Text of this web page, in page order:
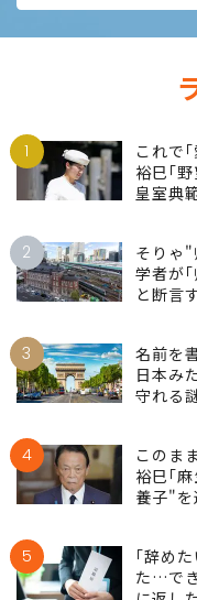
1
これで
裕巳｢
皇室典
2
そりゃ
学者が
と断言
3
名前を
日本み
守れる
4
このま
裕巳｢
養子"を
5
｢辞め
た…で